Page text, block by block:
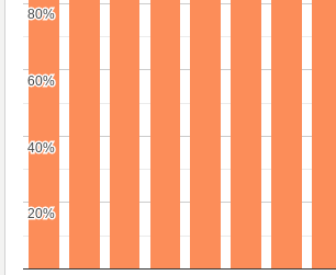
20%
20%
40%
40%
60%
60%
80%
80%